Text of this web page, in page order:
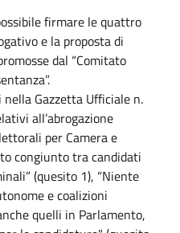
firmare le quattro
e la proposta di
dal “Comitato
Gazzetta Ufficiale n.
all’abrogazione
per Camera e
congiunto tra candidati
(quesito 1), “Niente
e coalizioni
quelli in Parlamento,